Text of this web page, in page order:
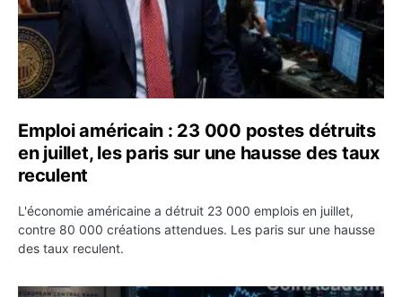
Emploi américain : 23 000 postes détruits
en juillet, les paris sur une hausse des taux
reculent
L'économie américaine a détruit 23 000 emplois en juillet,
contre 80 000 créations attendues. Les paris sur une hausse
des taux reculent.